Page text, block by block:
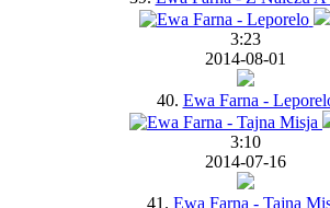
3:23
2014-08-01
40. Ewa Farna -
3:10
2014-07-16
41. Ewa Farna - Tajna